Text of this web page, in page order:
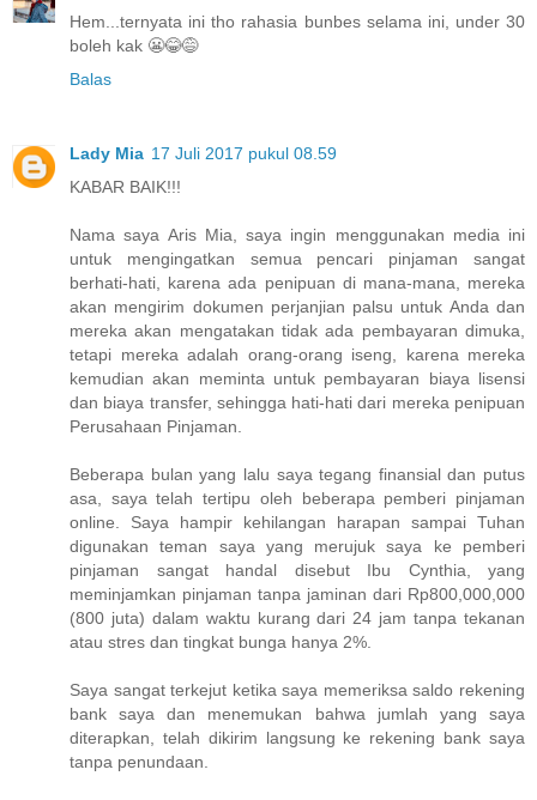
Hem...ternyata ini tho rahasia bunbes selama ini, under 30
boleh kak 😬😂😅
Balas
Lady Mia 17 Juli 2017 pukul 08.59
KABAR BAIK!!!
Nama saya Aris Mia, saya ingin menggunakan media ini
untuk mengingatkan semua pencari pinjaman sangat
berhati-hati, karena ada penipuan di mana-mana, mereka
akan mengirim dokumen perjanjian palsu untuk Anda dan
mereka akan mengatakan tidak ada pembayaran dimuka,
tetapi mereka adalah orang-orang iseng, karena mereka
kemudian akan meminta untuk pembayaran biaya lisensi
dan biaya transfer, sehingga hati-hati dari mereka penipuan
Perusahaan Pinjaman.
Beberapa bulan yang lalu saya tegang finansial dan putus
asa, saya telah tertipu oleh beberapa pemberi pinjaman
online. Saya hampir kehilangan harapan sampai Tuhan
digunakan teman saya yang merujuk saya ke pemberi
pinjaman sangat handal disebut Ibu Cynthia, yang
meminjamkan pinjaman tanpa jaminan dari Rp800,000,000
(800 juta) dalam waktu kurang dari 24 jam tanpa tekanan
atau stres dan tingkat bunga hanya 2%.
Saya sangat terkejut ketika saya memeriksa saldo rekening
bank saya dan menemukan bahwa jumlah yang saya
diterapkan, telah dikirim langsung ke rekening bank saya
tanpa penundaan.